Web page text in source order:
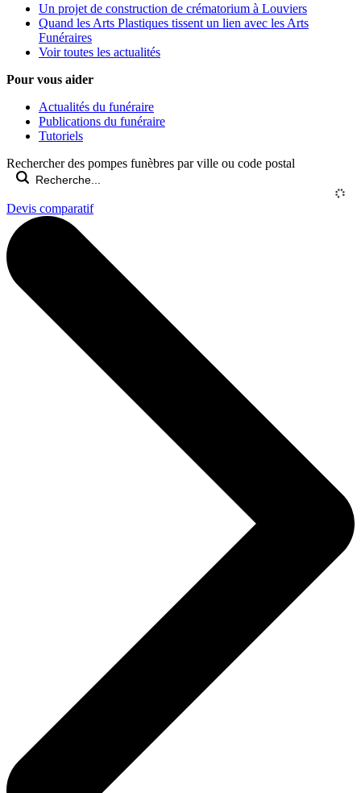
Un projet de construction de crématorium à Louviers
Quand les Arts Plastiques tissent un lien avec les Arts
Funéraires
Voir toutes les actualités
Pour vous aider
Actualités du funéraire
Publications du funéraire
Tutoriels
Rechercher des pompes funèbres par ville ou code postal
Devis comparatif